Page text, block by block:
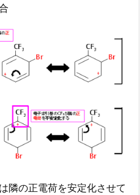
隣の正電荷を安定化させて